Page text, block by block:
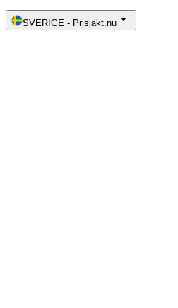
SVERIGE - Prisjakt.nu